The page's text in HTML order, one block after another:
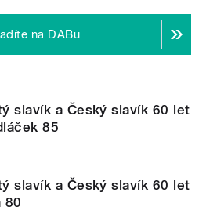
na DABu
slavík a Český slavík 60 let
85
slavík a Český slavík 60 let
80